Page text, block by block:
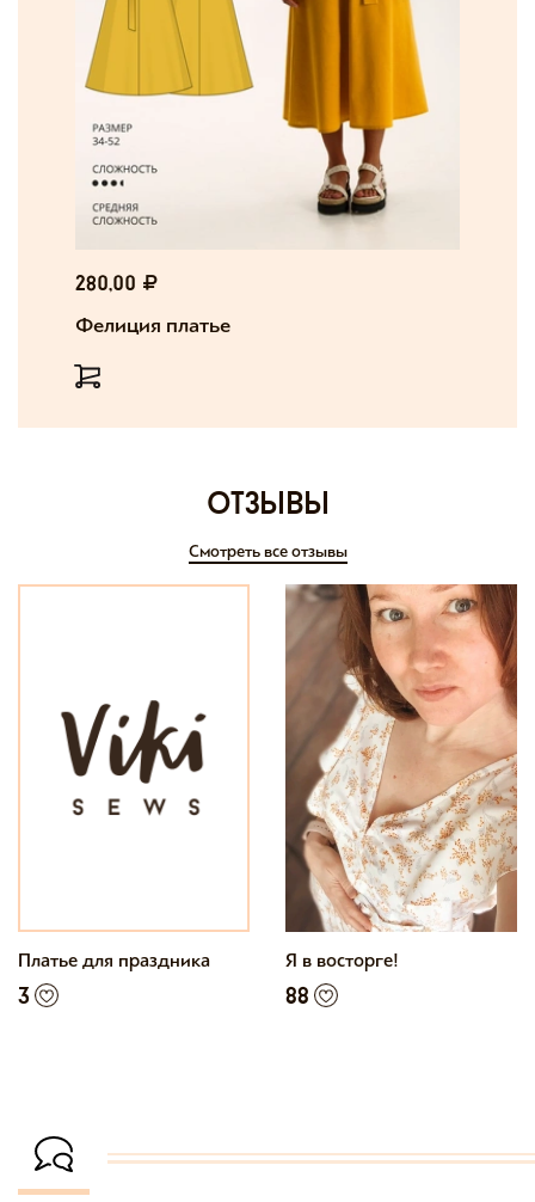
280,00
Фелиция платье
отзывы
Смотреть все отзывы
Платье для праздника
3
Я в восторге!
88